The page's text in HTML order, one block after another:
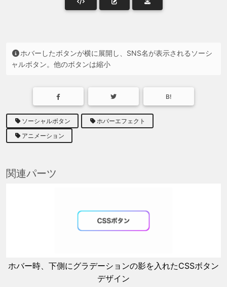
ホバーしたボタンが横に展開し、SNS名が表示されるソーシ
ャルボタン。他のボタンは縮小
B!
ソーシャルボタン
ホバーエフェクト
アニメーション
関連パーツ
ホバー時、下側にグラデーションの影を入れたCSSボタン
デザイン